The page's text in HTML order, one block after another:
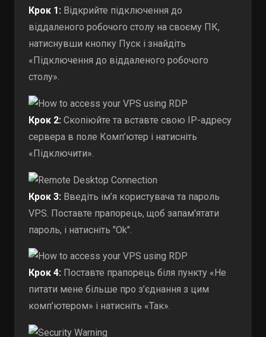
Крок 1: Відкрийте підключення до
віддаленого робочого столу на своєму ПК,
натиснувши кнопку Пуск і знайдіть
«Підключення до віддаленого робочого
столу».
Крок 2: Скопіюйте та вставте свою IP-адресу
сервера в поле Комп’ютер і натисніть
«Підключити».
Крок 3: Введіть ім’я користувача та пароль
VPS. Поставте прапорець, щоб запам'ятати
пароль, і натисніть "Ok".
Крок 4: Поставте прапорець біля пункту «Не
питати мене більше про з’єднання з цим
комп’ютером» і натисніть «Так».